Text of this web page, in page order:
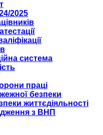
2025
система
праці
безпеки
життєдіяльності
з ВНП